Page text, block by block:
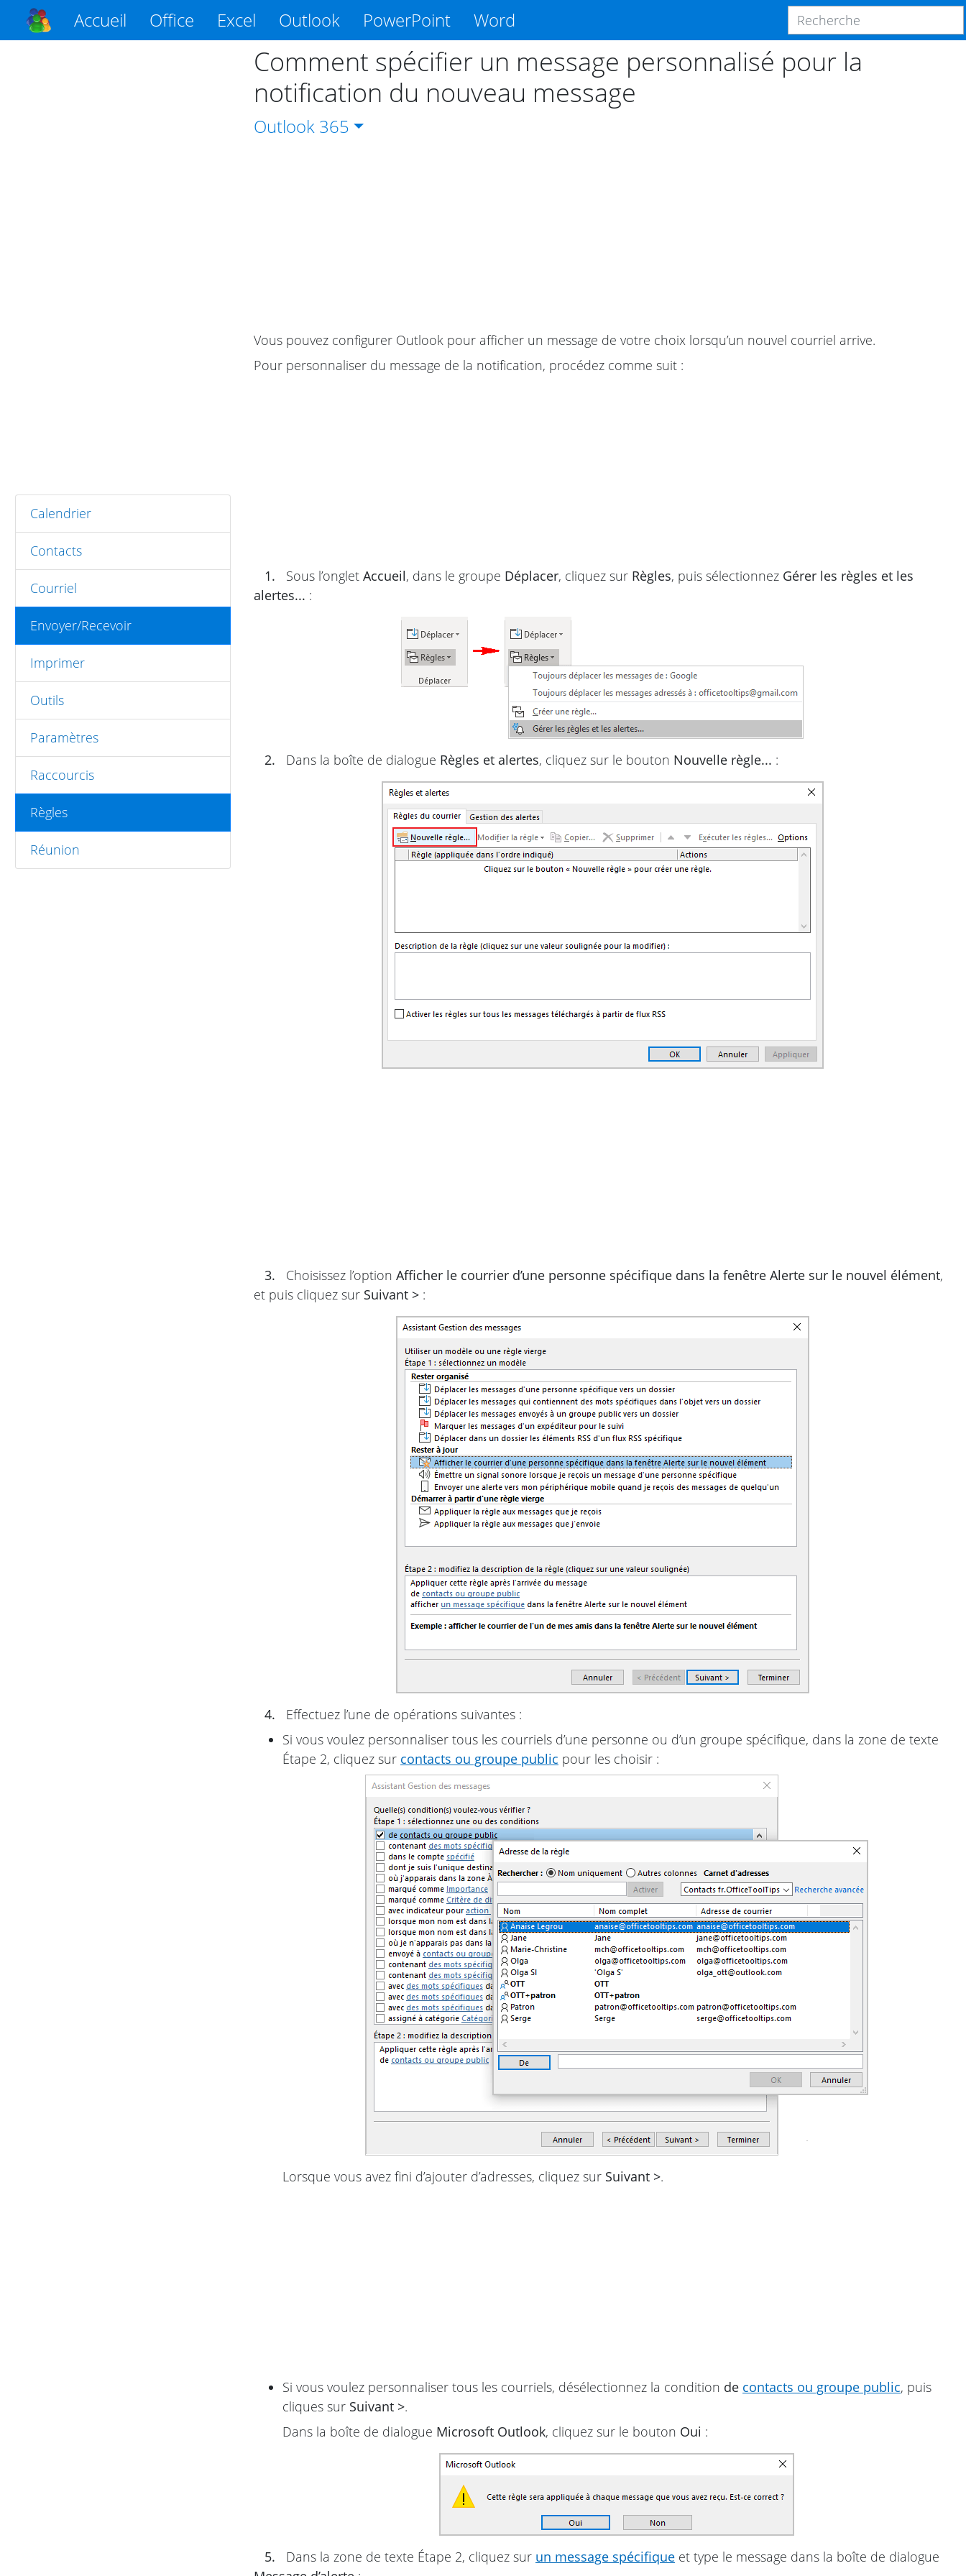
Accueil Office Excel Outlook PowerPoint Word
Calendrier
Contacts
Courriel
Envoyer/Recevoir
Imprimer
Outils
Paramètres
Raccourcis
Règles
Réunion
Comment spécifier un message personnalisé pour la
notification du nouveau message
Outlook 365
Vous pouvez configurer Outlook pour afficher un message de votre choix lorsqu’un nouvel courriel arrive.
Pour personnaliser du message de la notification, procédez comme suit :
1. Sous l’onglet Accueil, dans le groupe Déplacer, cliquez sur Règles, puis sélectionnez Gérer les règles et les
alertes... :
2. Dans la boîte de dialogue Règles et alertes, cliquez sur le bouton Nouvelle règle... :
3. Choisissez l’option Afficher le courrier d’une personne spécifique dans la fenêtre Alerte sur le nouvel élément,
et puis cliquez sur Suivant > :
4.
Effectuez l’une de opérations suivantes :
Si vous voulez personnaliser tous les courriels d’une personne ou d’un groupe spécifique, dans la zone de texte
Étape 2, cliquez sur contacts ou groupe public pour les choisir :
Lorsque vous avez fini d’ajouter d’adresses, cliquez sur Suivant >.
Si vous voulez personnaliser tous les courriels, désélectionnez la condition de contacts ou groupe public, puis
cliques sur Suivant >.
Dans la boîte de dialogue Microsoft Outlook, cliquez sur le bouton Oui :
5. Dans la zone de texte Étape 2, cliquez sur un message spécifique et type le message dans la boîte de dialogue